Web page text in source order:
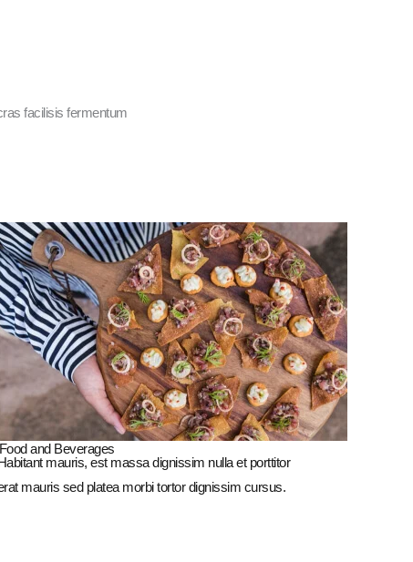
facilisis fermentum
Food and Beverages
mauris, est massa dignissim nulla et porttitor
mauris sed platea morbi tortor dignissim cursus.